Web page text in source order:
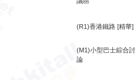
(R1)香港鐵路 [精華]
(M1)小型巴士綜合討
論